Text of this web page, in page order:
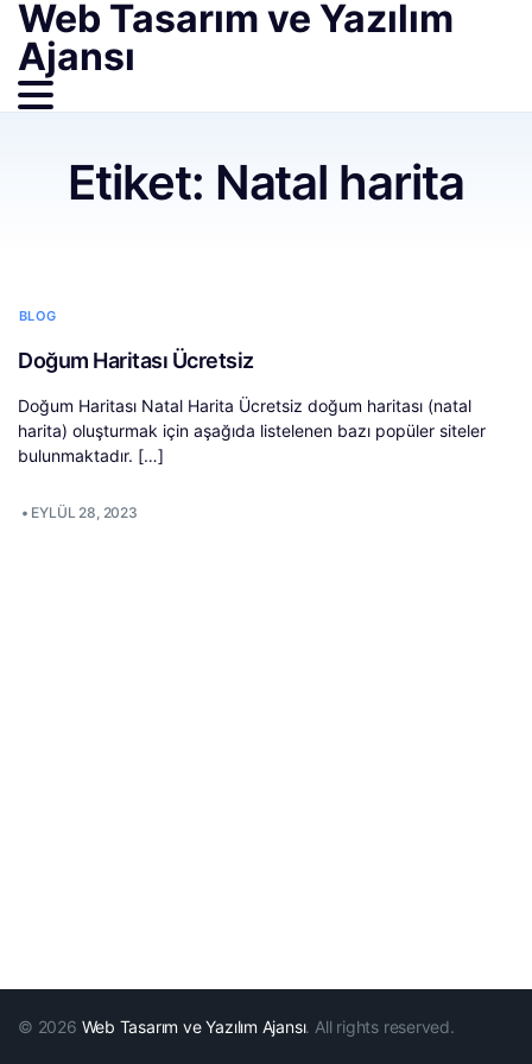
Web Tasarım ve Yazılım
Ajansı
Etiket: Natal harita
BLOG
Doğum Haritası Ücretsiz
Doğum Haritası Natal Harita Ücretsiz doğum haritası (natal
harita) oluşturmak için aşağıda listelenen bazı popüler siteler
bulunmaktadır. […]
• EYLÜL 28, 2023
© 2026 Web Tasarım ve Yazılım Ajansı. All rights reserved.